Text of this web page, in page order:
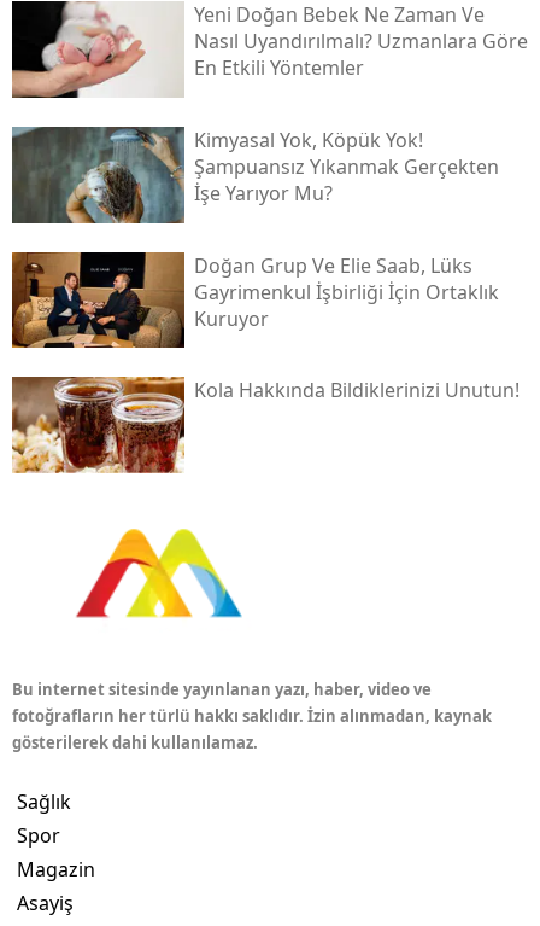
Yeni Doğan Bebek Ne Zaman Ve
Nasıl Uyandırılmalı? Uzmanlara Göre
En Etkili Yöntemler
Kimyasal Yok, Köpük Yok!
Şampuansız Yıkanmak Gerçekten
İşe Yarıyor Mu?
Doğan Grup Ve Elie Saab, Lüks
Gayrimenkul İşbirliği İçin Ortaklık
Kuruyor
Kola Hakkında Bildiklerinizi Unutun!
Bu internet sitesinde yayınlanan yazı, haber, video ve
fotoğrafların her türlü hakkı saklıdır. İzin alınmadan, kaynak
gösterilerek dahi kullanılamaz.
Sağlık
Spor
Magazin
Asayiş